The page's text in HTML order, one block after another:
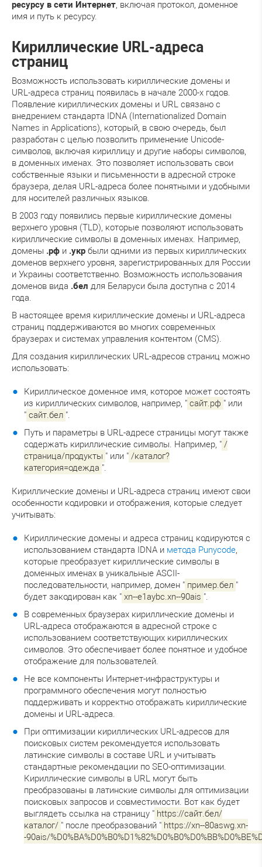
ресурсу в сети Интернет, включая протокол, доменное
имя и путь к ресурсу.
Кириллические URL-адреса
страниц
Возможность использовать кириллические домены и
URL-адреса страниц появилась в начале 2000-х годов.
Появление кириллических домены и URL связано с
внедрением стандарта IDNA (Internationalized Domain
Names in Applications), который, в свою очередь, был
разработан с целью позволить применение Unicode-
символов, включая кириллицу и другие наборы символов,
в доменных именах. Это позволяет использовать свои
собственные языки и письменности в адресной строке
браузера, делая URL-адреса более понятными и удобными
для носителей различных языков.
В 2003 году появились первые кириллические домены
верхнего уровня (ТLD), которые позволяют использовать
кириллические символы в доменных именах. Например,
домены .рф и .укр были одними из первых кириллических
доменов верхнего уровня, зарегистрированных для России
и Украины соответственно. Возможность использования
доменов вида .бел для Беларуси была доступна с 2014
года.
В настоящее время кириллические домены и URL-адреса
страниц поддерживаются во многих современных
браузерах и системах управления контентом (CMS).
Для создания кириллических URL-адресов страниц можно
использовать:
Кириллическое доменное имя, которое может состоять
из кириллических символов, например, " сайт.рф " или
" сайт.бел ".
Путь и параметры в URL-адресе страницы могут также
содержать кириллические символы. Например, " /
страница/продукты " или " /каталог?
категория=одежда ".
Кириллические домены и URL-адреса страниц имеют свои
особенности кодировки и отображения, которые следует
учитывать:
Кириллические домены и адреса страниц кодируются с
использованием стандарта IDNA и метода Punycode,
которые преобразует кириллические символы в
доменных именах в уникальные ASCII-
последовательности, например, домен " пример.бел "
будет закодирован как " xn--e1aybc.xn--90ais ".
В современных браузерах кириллические домены и
URL-адреса отображаются в адресной строке с
использованием соответствующих кириллических
символов. Это обеспечивает более понятное и удобное
отображение для пользователей.
Не все компоненты Интернет-инфраструктуры и
программного обеспечения могут полностью
поддерживать и корректно отображать кириллические
домены и URL-адреса.
При оптимизации кириллических URL-адресов для
поисковых систем рекомендуется использовать
латинские символы в составе URL и учитывать
стандартные рекомендации по SEO-оптимизации.
Кириллические символы в URL могут быть
преобразованы в латинские символы для оптимизации
поисковых запросов и совместимости. Вот как будет
выглядеть ссылка на страницу " https://сайт.бел/
каталог/ " после преобразований " https://xn--80aswg.xn-
-90ais/